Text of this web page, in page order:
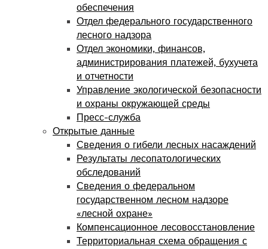
обеспечения
Отдел федерального государственного
лесного надзора
Отдел экономики, финансов,
администрирования платежей, бухучета
и отчетности
Управление экологической безопасности
и охраны окружающей среды
Пресс-служба
Открытые данные
Сведения о гибели лесных насаждений
Результаты лесопатологических
обследований
Сведения о федеральном
государственном лесном надзоре
«лесной охране»
Компенсационное лесовосстановление
Территориальная схема обращения с